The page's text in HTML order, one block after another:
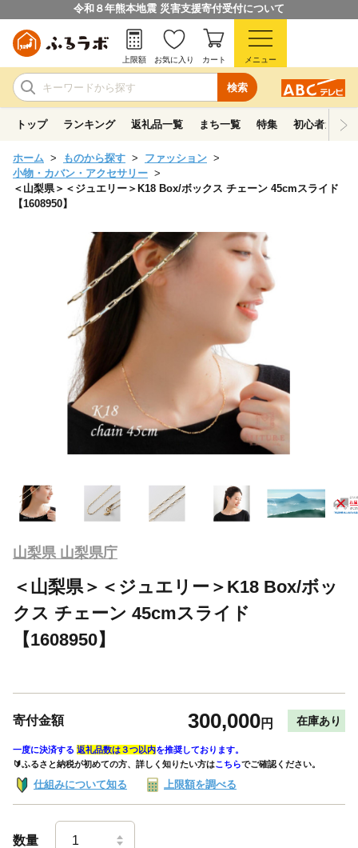
令和８年熊本地震 災害支援寄付受付について
検索
上限額 お気に入り カート メニュー
トップ ランキング 返礼品一覧 まち一覧 特集 初心者ガイド
ホーム ものから探す
ファッション
小物・カバン・アクセサリー
＜山梨県＞＜ジュエリー＞K18 Box/ボックス チェーン 45cmスライド
【1608950】
山梨県 山梨県庁
＜山梨県＞＜ジュエリー＞K18 Box/ボッ
クス チェーン 45cmスライド
【1608950】
寄付金額 300,000円 在庫あり
一度に決済する 返礼品数は３つ以内を推奨しております。
🔰ふるさと納税が初めての方、詳しく知りたい方はこちらでご確認ください。
仕組みについて知る 上限額を調べる
数量